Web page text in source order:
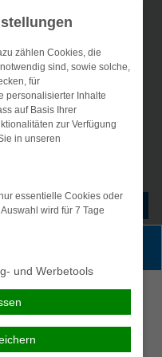
gewünscht?
Ich verzichte auf eine
persönliche Beratung
und möchte mit dem
Besuch der Seite
zählen Cookies, die
sind, sowie solche,
für
personalisierter Inhalte
auf Basis Ihrer
zur Verfügung
in unseren
essentielle Cookies oder
wird für 7 Tage
und Werbetools